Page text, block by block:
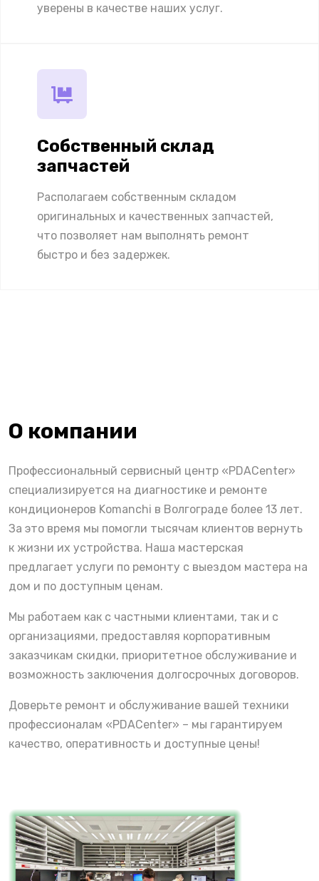
уверены в качестве наших услуг.
Собственный склад
запчастей
Располагаем собственным складом
оригинальных и качественных запчастей,
что позволяет нам выполнять ремонт
быстро и без задержек.
О компании
Профессиональный сервисный центр «PDACenter»
специализируется на диагностике и ремонте
кондиционеров Komanchi в Волгограде более 13 лет.
За это время мы помогли тысячам клиентов вернуть
к жизни их устройства. Наша мастерская
предлагает услуги по ремонту с выездом мастера на
дом и по доступным ценам.
Мы работаем как с частными клиентами, так и с
организациями, предоставляя корпоративным
заказчикам скидки, приоритетное обслуживание и
возможность заключения долгосрочных договоров.
Доверьте ремонт и обслуживание вашей техники
профессионалам «PDACenter» – мы гарантируем
качество, оперативность и доступные цены!